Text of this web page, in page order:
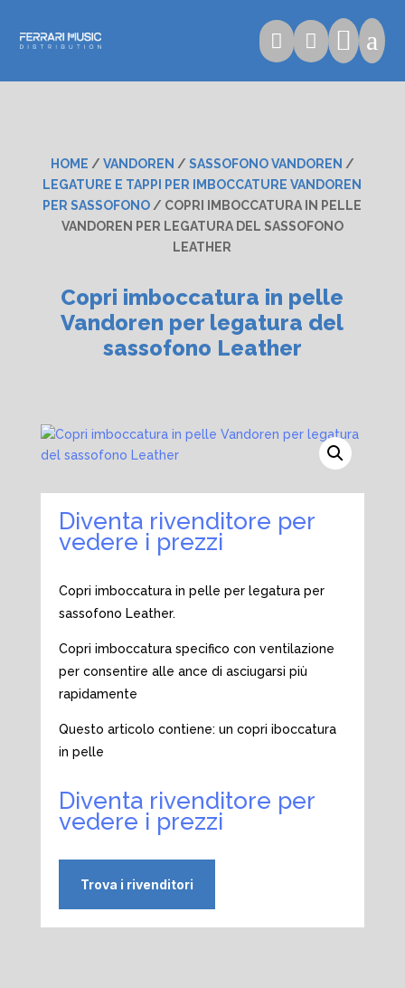
   a
HOME / VANDOREN / SASSOFONO VANDOREN /
LEGATURE E TAPPI PER IMBOCCATURE VANDOREN
PER SASSOFONO / COPRI IMBOCCATURA IN PELLE
VANDOREN PER LEGATURA DEL SASSOFONO
LEATHER
Copri imboccatura in pelle
Vandoren per legatura del
sassofono Leather
Diventa rivenditore per
vedere i prezzi
Copri imboccatura in pelle per legatura per
sassofono Leather.
Copri imboccatura specifico con ventilazione
per consentire alle ance di asciugarsi più
rapidamente
Questo articolo contiene: un copri iboccatura
in pelle
Diventa rivenditore per
vedere i prezzi
Trova i rivenditori